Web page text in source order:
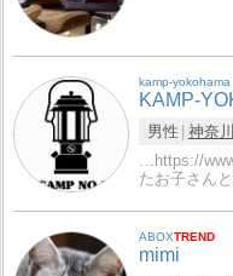
kamp-yokohama
KAMP-
男性 神奈
…https://
たお子さん
ABOXTREND
mimi